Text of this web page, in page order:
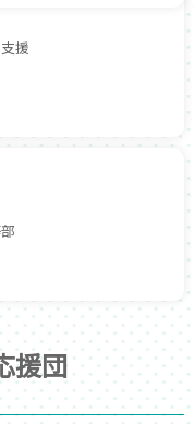
援
援団